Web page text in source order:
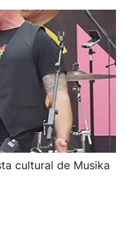
cultural de Musika